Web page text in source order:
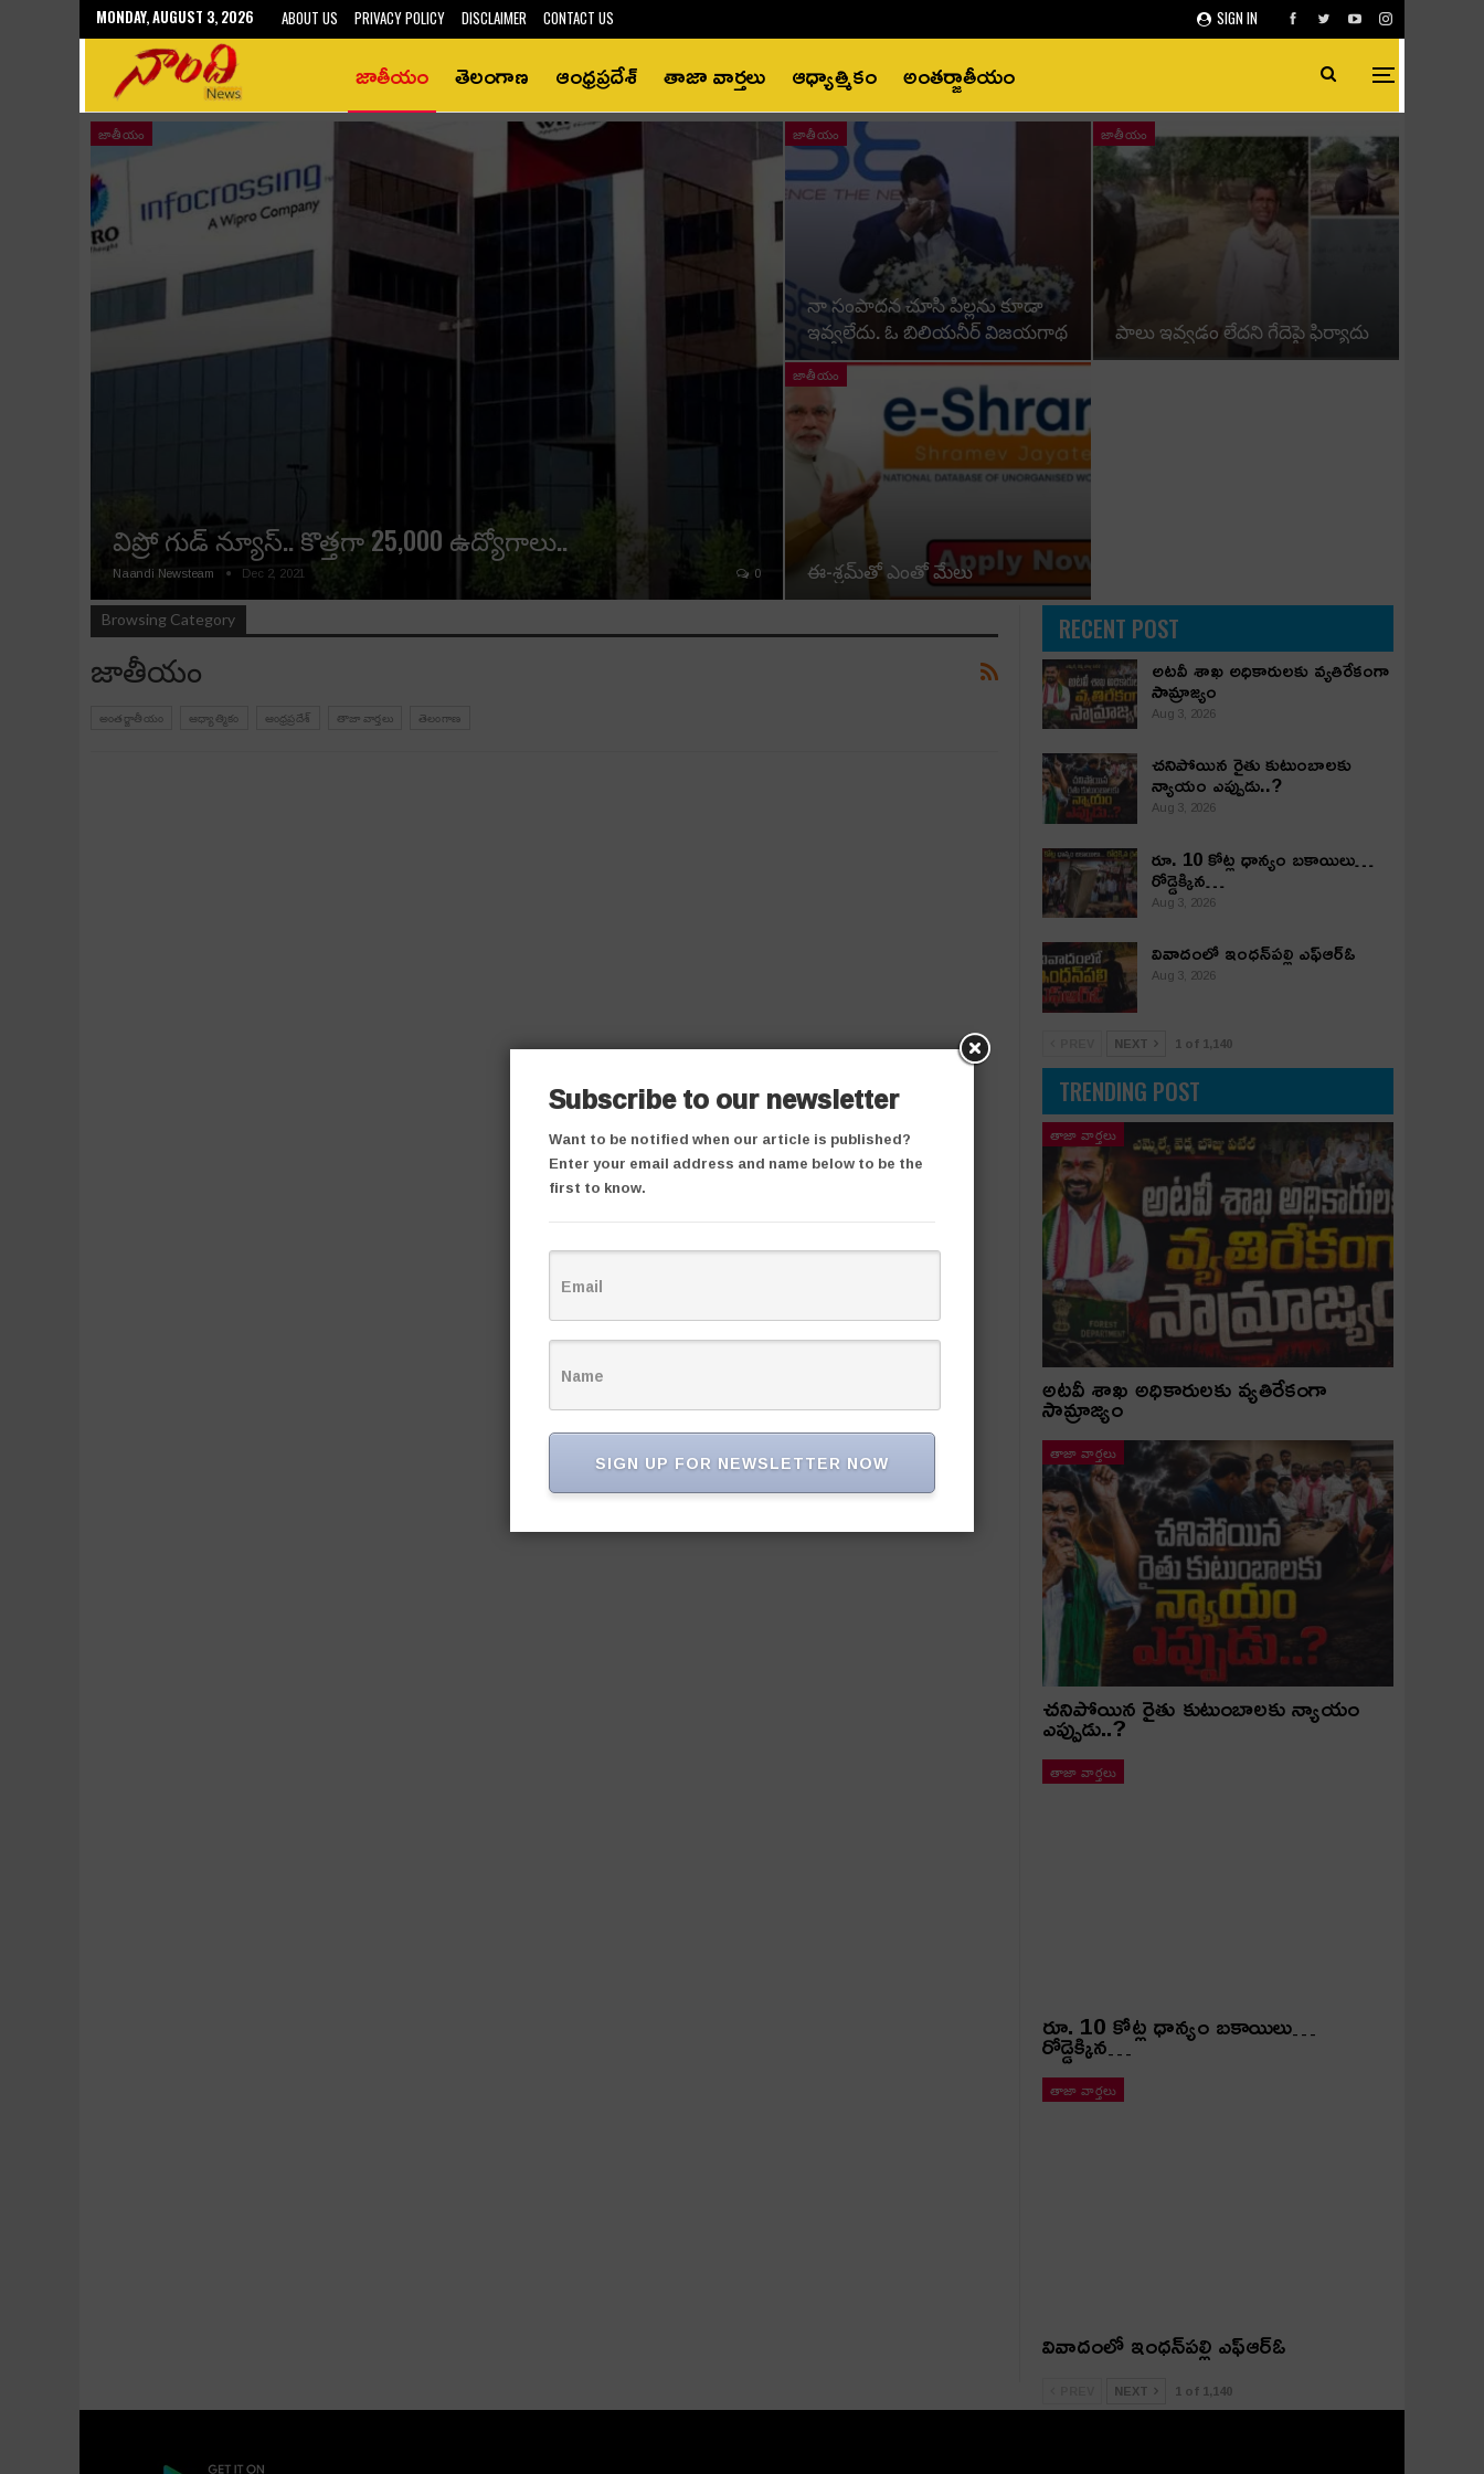
SIGN IN
MONDAY, AUGUST 3, 2026 ABOUT US PRIVACY POLICY DISCLAIMER CONTACT US
జాతీయం తెలంగాణ ఆంధ్రప్రదేశ్‌ తాజా వార్తలు ఆధ్యాత్మికం అంతర్జాతీయం
జాతీయం
విప్రో గుడ్‌ న్యూస్‌.. కొత్తగా 25,000 ఉద్యోగాలు..
Naandi Newsteam Dec 2, 2021 0
జాతీయం
నా సంపాదన చూసి పిల్లను కూడా
ఇవ్వలేదు. ఓ బిలియ‌నీర్ విజ‌య‌గాథ
జాతీయం
పాలు ఇవ్వడం లేదని గేదెపై ఫిర్యాదు
జాతీయం
ఈ-శ్ర‌మ్‌తో ఎంతో మేలు
Browsing Category
జాతీయం
అంతర్జాతీయం ఆధ్యాత్మికం ఆంధ్రప్రదేశ్‌ తాజా వార్తలు తెలంగాణ
RECENT POST
అట‌వీ శాఖ అధికారుల‌కు వ్య‌తిరేకంగా
సామ్రాజ్యం
Aug 3, 2026
చ‌నిపోయిన రైతు కుటుంబాల‌కు
న్యాయం ఎప్పుడు..?
Aug 3, 2026
రూ. 10 కోట్ల ధాన్యం బ‌కాయిలు…
రోడ్డెక్కిన…
Aug 3, 2026
వివాదంలో ఇంధన్‌పల్లి ఎఫ్ఆర్ఓ
Aug 3, 2026
NEXT 1 of 1,140
TRENDING POST
తాజా వార్తలు
అట‌వీ శాఖ అధికారుల‌కు వ్య‌తిరేకంగా
సామ్రాజ్యం
తాజా వార్తలు
చ‌నిపోయిన రైతు కుటుంబాల‌కు న్యాయం
ఎప్పుడు..?
తాజా వార్తలు
రూ. 10 కోట్ల ధాన్యం బ‌కాయిలు…
రోడ్డెక్కిన…
తాజా వార్తలు
వివాదంలో ఇంధన్‌పల్లి ఎఫ్ఆర్ఓ
NEXT 1 of 1,140
Subscribe to our newsletter
Want to be notified when our article is published?
Enter your email address and name below to be the
first to know.
SIGN UP FOR NEWSLETTER NOW